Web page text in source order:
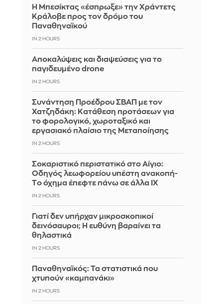
Η Μπεσίκτας «έσπρωξε» την Χράντετς
Κράλοβε προς τον δρόμο του
Παναθηναϊκού
IN 2 HOURS
Αποκαλύψεις και διαψεύσεις για το
παγιδευμένο drone
IN 2 HOURS
Συνάντηση Προέδρου ΣΒΑΠ με τον
Χατζηδάκη: Κατάθεση προτάσεων για
το φορολογικό, χωροταξικό και
εργασιακό πλαίσιο της Μεταποίησης
IN 2 HOURS
Σοκαριστικό περιστατικό στο Αίγιο:
Οδηγός λεωφορείου υπέστη ανακοπή-
Tο όχημα έπεφτε πάνω σε άλλα ΙΧ
IN 2 HOURS
Γιατί δεν υπήρχαν μικροσκοπικοί
δεινόσαυροι; Η ευθύνη βαραίνει τα
θηλαστικά
IN 2 HOURS
Παναθηναϊκός: Τα στατιστικά που
χτυπούν «καμπανάκι»
IN 2 HOURS